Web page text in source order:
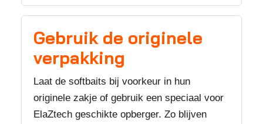
Gebruik de originele
verpakking
Laat de softbaits bij voorkeur in hun
originele zakje of gebruik een speciaal voor
ElaZtech geschikte opberger. Zo blijven